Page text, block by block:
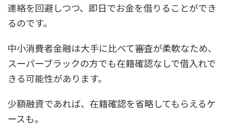
連絡を回避しつつ、即日でお金を借りることができ
るのです。
中小消費者金融は大手に比べて審査が柔軟なため、
スーパーブラックの方でも在籍確認なしで借入れで
きる可能性があります。
少額融資であれば、在籍確認を省略してもらえるケ
ースも。